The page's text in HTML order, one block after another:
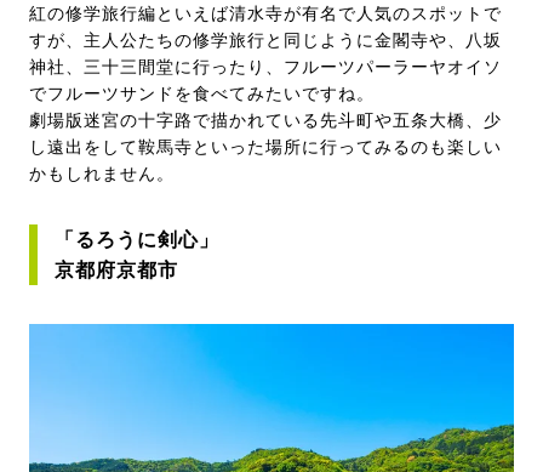
紅の修学旅行編といえば清水寺が有名で人気のスポットで
すが、主人公たちの修学旅行と同じように金閣寺や、八坂
神社、三十三間堂に行ったり、フルーツパーラーヤオイソ
でフルーツサンドを食べてみたいですね。
劇場版迷宮の十字路で描かれている先斗町や五条大橋、少
し遠出をして鞍馬寺といった場所に行ってみるのも楽しい
かもしれません。
「るろうに剣心」
京都府京都市